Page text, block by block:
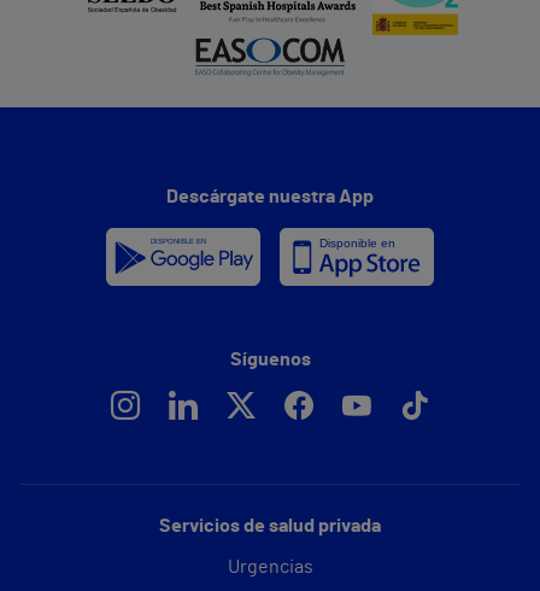
Servicios de salud privada
Urgencias
Descárgate nuestra App
Síguenos